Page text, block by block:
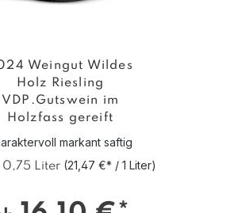
Weingut Wildes
Holz Riesling
VDP.Gutswein im
Holzfass gereift
markant saftig
0,75 Liter (21,47 €* / 1 Liter)